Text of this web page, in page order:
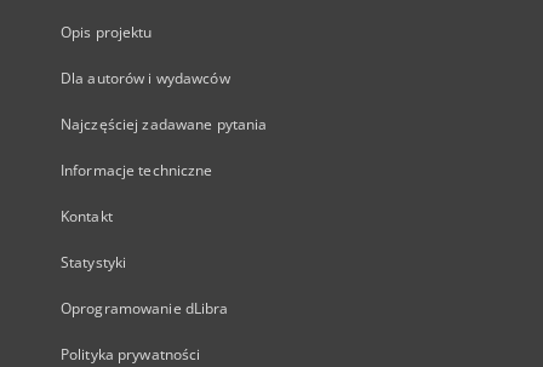
Opis projektu
Dla autorów i wydawców
Najczęściej zadawane pytania
Informacje techniczne
Kontakt
Statystyki
Oprogramowanie dLibra
Polityka prywatności